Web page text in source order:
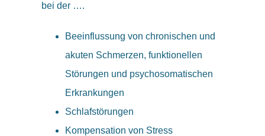
bei der ….
Beeinflussung von chronischen und
akuten Schmerzen, funktionellen
Störungen und psychosomatischen
Erkrankungen
Schlafstörungen
Kompensation von Stress